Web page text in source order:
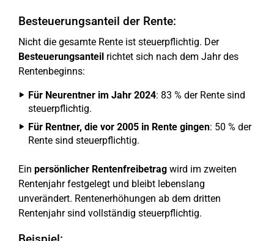
Besteuerungsanteil der Rente:
Nicht die gesamte Rente ist steuerpflichtig. Der
Besteuerungsanteil richtet sich nach dem Jahr des
Rentenbeginns:
Für Neurentner im Jahr 2024: 83 % der Rente sind
steuerpflichtig.
Für Rentner, die vor 2005 in Rente gingen: 50 % der
Rente sind steuerpflichtig.
Ein persönlicher Rentenfreibetrag wird im zweiten
Rentenjahr festgelegt und bleibt lebenslang
unverändert. Rentenerhöhungen ab dem dritten
Rentenjahr sind vollständig steuerpflichtig.